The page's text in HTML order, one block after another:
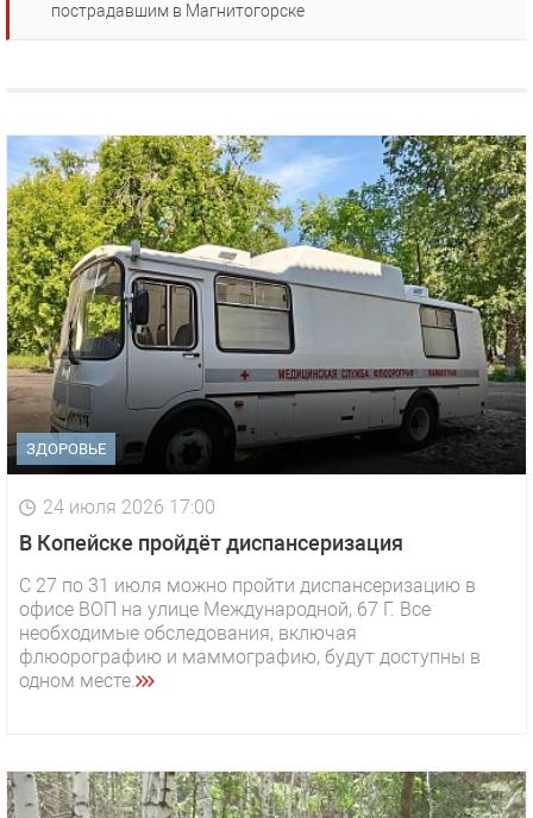
пострадавшим в Магнитогорске
ЗДОРОВЬЕ
24 июля 2026 17:00
В Копейске пройдёт диспансеризация
С 27 по 31 июля можно пройти диспансеризацию в
офисе ВОП на улице Международной, 67 Г. Все
необходимые обследования, включая
флюорографию и маммографию, будут доступны в
одном месте.